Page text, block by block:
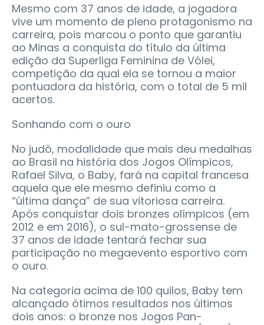
Mesmo com 37 anos de idade, a jogadora
vive um momento de pleno protagonismo na
carreira, pois marcou o ponto que garantiu
ao Minas a conquista do título da última
edição da Superliga Feminina de Vôlei,
competição da qual ela se tornou a maior
pontuadora da história, com o total de 5 mil
acertos.
Sonhando com o ouro
No judô, modalidade que mais deu medalhas
ao Brasil na história dos Jogos Olímpicos,
Rafael Silva, o Baby, fará na capital francesa
aquela que ele mesmo definiu como a
“última dança” de sua vitoriosa carreira.
Após conquistar dois bronzes olímpicos (em
2012 e em 2016), o sul-mato-grossense de
37 anos de idade tentará fechar sua
participação no megaevento esportivo com
o ouro.
Na categoria acima de 100 quilos, Baby tem
alcançado ótimos resultados nos últimos
dois anos: o bronze nos Jogos Pan-